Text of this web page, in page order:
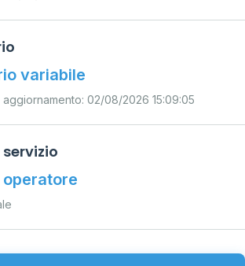
variabile
aggiornamento: 02/08/2026 15:09:05
servizio
operatore